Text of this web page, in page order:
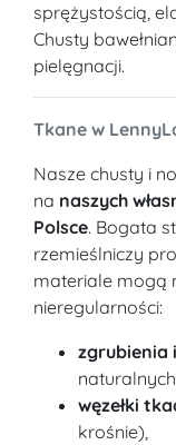
sprężystością,
Chusty
pielęgnacji.
Tkane w
Nasze chusty i
na naszych
Polsce. Bogata
rzemieślniczy
materiale mogą
nieregularności:
zgrubienia
węzełki
krośnie),